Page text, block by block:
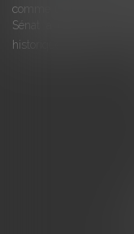
comme une charge.
Sénat a consacré, en
historiques invite à y